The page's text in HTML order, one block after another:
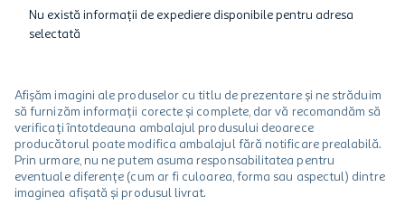
Nu există informații de expediere disponibile pentru adresa
selectată
Afișăm imagini ale produselor cu titlu de prezentare și ne străduim
să furnizăm informații corecte și complete, dar vă recomandăm să
verificați întotdeauna ambalajul produsului deoarece
producătorul poate modifica ambalajul fără notificare prealabilă.
Prin urmare, nu ne putem asuma responsabilitatea pentru
eventuale diferențe (cum ar fi culoarea, forma sau aspectul) dintre
imaginea afișată și produsul livrat.